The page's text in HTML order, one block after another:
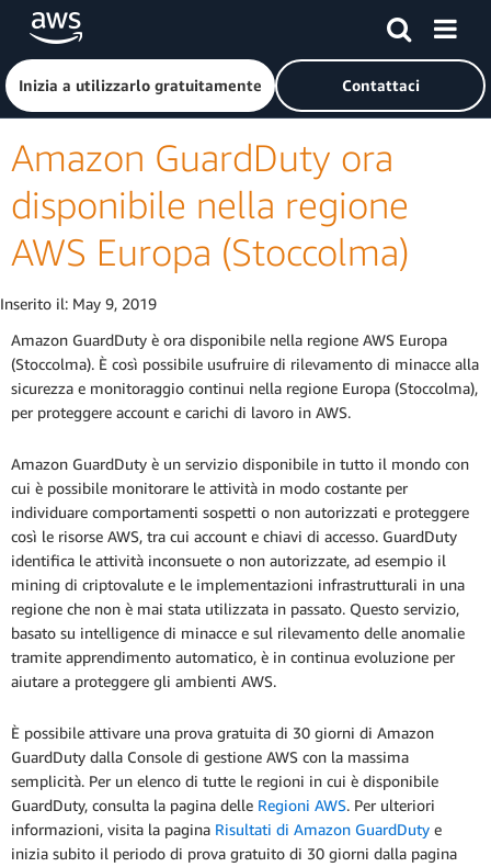
Passa al contenuto principale
Fai clic qui per tornare alla home page di Amazon Web
Inizia a utilizzarlo gratuitamente Contattaci
Amazon GuardDuty ora
disponibile nella regione
AWS Europa (Stoccolma)
Inserito il: May 9, 2019
Amazon GuardDuty è ora disponibile nella regione AWS Europa
(Stoccolma). È così possibile usufruire di rilevamento di minacce alla
sicurezza e monitoraggio continui nella regione Europa (Stoccolma),
per proteggere account e carichi di lavoro in AWS.
Amazon GuardDuty è un servizio disponibile in tutto il mondo con
cui è possibile monitorare le attività in modo costante per
individuare comportamenti sospetti o non autorizzati e proteggere
così le risorse AWS, tra cui account e chiavi di accesso. GuardDuty
identifica le attività inconsuete o non autorizzate, ad esempio il
mining di criptovalute e le implementazioni infrastrutturali in una
regione che non è mai stata utilizzata in passato. Questo servizio,
basato su intelligence di minacce e sul rilevamento delle anomalie
tramite apprendimento automatico, è in continua evoluzione per
aiutare a proteggere gli ambienti AWS.
È possibile attivare una prova gratuita di 30 giorni di Amazon
GuardDuty dalla Console di gestione AWS con la massima
semplicità. Per un elenco di tutte le regioni in cui è disponibile
GuardDuty, consulta la pagina delle Regioni AWS. Per ulteriori
informazioni, visita la pagina Risultati di Amazon GuardDuty e
inizia subito il periodo di prova gratuito di 30 giorni dalla pagina